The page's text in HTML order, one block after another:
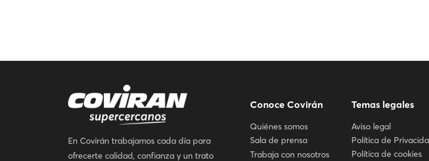
En Covirán trabajamos cada día para
ofrecerte calidad, confianza y un trato
Conoce Covirán
Quiénes somos
Sala de prensa
Trabaja con nosotros
Temas legales
Aviso legal
Política de
Política de cookies